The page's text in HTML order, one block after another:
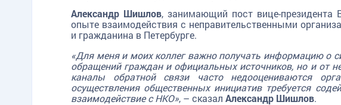
Александр Шишлов, занимающий пост вице-президента
опыте взаимодействия с неправительственными
и гражданина в Петербурге.
«Для меня и моих коллег важно получать информацию о
обращений граждан и официальных источников, но и от
каналы обратной связи часто недооцениваются
осуществления общественных инициатив требуется
взаимодействие с НКО», – сказал Александр Шишлов.